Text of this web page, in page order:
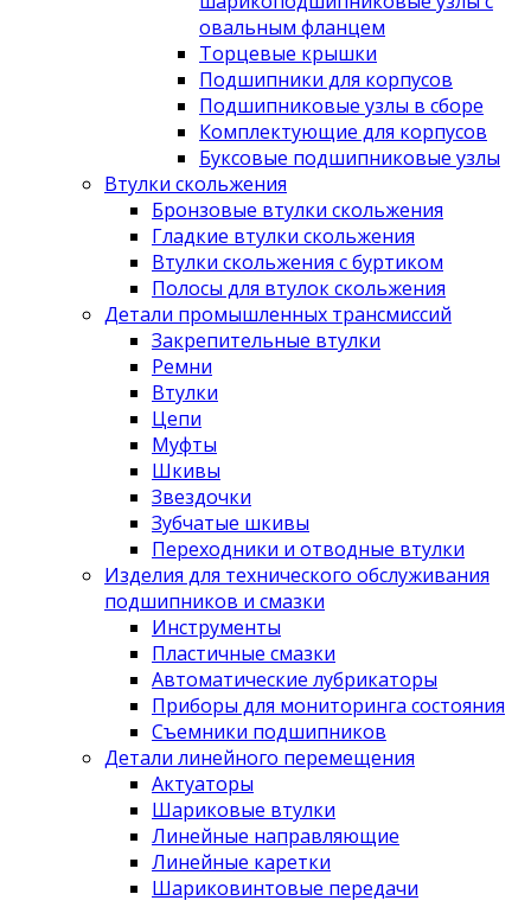
овальным фланцем
Торцевые крышки
Подшипники для корпусов
Подшипниковые узлы в сборе
Комплектующие для корпусов
Буксовые подшипниковые узлы
Втулки скольжения
Бронзовые втулки скольжения
Гладкие втулки скольжения
Втулки скольжения с буртиком
Полосы для втулок скольжения
Детали промышленных трансмиссий
Закрепительные втулки
Ремни
Втулки
Цепи
Муфты
Шкивы
Звездочки
Зубчатые шкивы
Переходники и отводные втулки
Изделия для технического обслуживания
подшипников и смазки
Инструменты
Пластичные смазки
Автоматические лубрикаторы
Приборы для мониторинга состояния
Съемники подшипников
Детали линейного перемещения
Актуаторы
Шариковые втулки
Линейные направляющие
Линейные каретки
Шариковинтовые передачи